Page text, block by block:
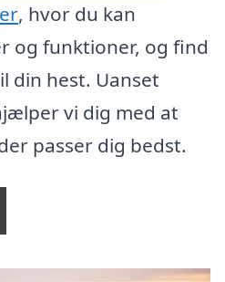
, hvor du kan
og funktioner, og find
din hest. Uanset
vi dig med at
passer dig bedst.